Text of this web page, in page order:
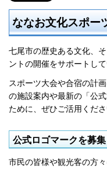
ななお文化スポー
七尾市の歴史ある文化、
ントの開催をサポートして
スポーツ大会や合宿の計
の施設案内や最新の「公
ために、ぜひご活用くださ
公式ロゴマークを募
市民の皆様や観光客の方